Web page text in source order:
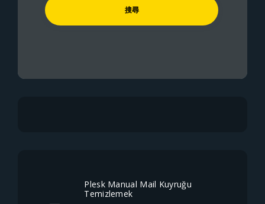
Plesk Manual Mail Kuyruğu
Temizlemek